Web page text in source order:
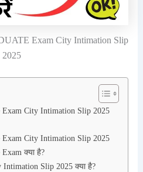
Exam City Intimation Slip
2025
Exam City Intimation Slip 2025
Exam City Intimation Slip 2025
क्या है?
Slip 2025 क्या है?